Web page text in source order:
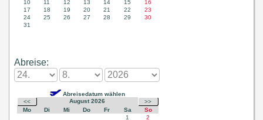
Abreise: